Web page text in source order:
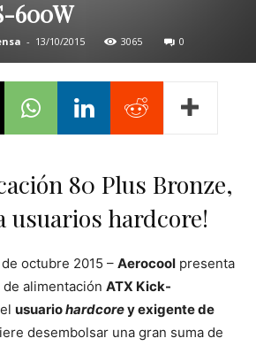
600W
- 13/10/2015 3065 0
80 Plus Bronze,
usuarios hardcore!
octubre 2015 – Aerocool presenta
alimentación ATX Kick-
usuariohardcorey exigente de
desembolsar una gran suma de